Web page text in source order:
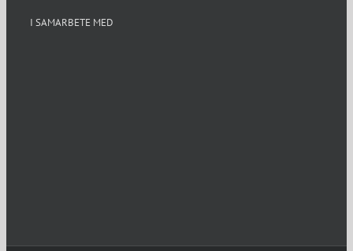
I SAMARBETE MED